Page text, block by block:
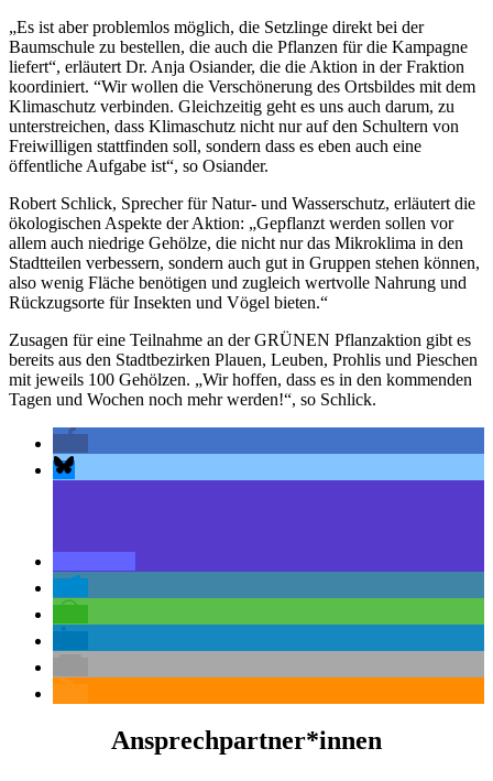
„Es ist aber problemlos möglich, die Setzlinge direkt bei der
Baumschule zu bestellen, die auch die Pflanzen für die Kampagne
liefert“, erläutert Dr. Anja Osiander, die die Aktion in der Fraktion
koordiniert. “Wir wollen die Verschönerung des Ortsbildes mit dem
Klimaschutz verbinden. Gleichzeitig geht es uns auch darum, zu
unterstreichen, dass Klimaschutz nicht nur auf den Schultern von
Freiwilligen stattfinden soll, sondern dass es eben auch eine
öffentliche Aufgabe ist“, so Osiander.
Robert Schlick, Sprecher für Natur- und Wasserschutz, erläutert die
ökologischen Aspekte der Aktion: „Gepflanzt werden sollen vor
allem auch niedrige Gehölze, die nicht nur das Mikroklima in den
Stadtteilen verbessern, sondern auch gut in Gruppen stehen können,
also wenig Fläche benötigen und zugleich wertvolle Nahrung und
Rückzugsorte für Insekten und Vögel bieten.“
Zusagen für eine Teilnahme an der GRÜNEN Pflanzaktion gibt es
bereits aus den Stadtbezirken Plauen, Leuben, Prohlis und Pieschen
mit jeweils 100 Gehölzen. „Wir hoffen, dass es in den kommenden
Tagen und Wochen noch mehr werden!“, so Schlick.
Ansprechpartner*innen